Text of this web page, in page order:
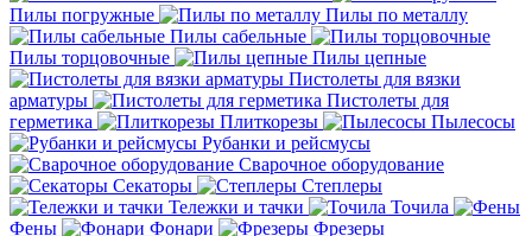
Пилы погружные
Пилы по металлу
Пилы сабельные
Пилы торцовочные
Пилы цепные
Пистолеты для вязки
арматуры
Пистолеты для
герметика
Плиткорезы
Пылесосы
Рубанки и рейсмусы
Сварочное оборудование
Секаторы
Степлеры
Тележки и тачки
Точила
Фены
Фонари
Фрезеры